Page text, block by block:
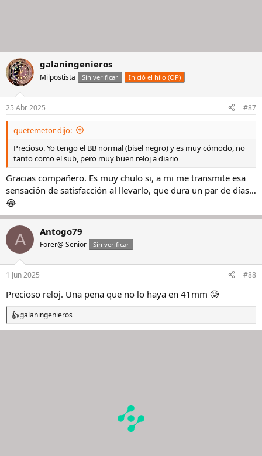
galaningenieros
Milpostista Sin verificar Inició el hilo (OP)
25 Abr 2025 #87
quetemetor dijo:
Precioso. Yo tengo el BB normal (bisel negro) y es muy cómodo, no
tanto como el sub, pero muy buen reloj a diario
Gracias compañero. Es muy chulo si, a mi me transmite esa
sensación de satisfacción al llevarlo, que dura un par de días…
😂
A Antogo79
Forer@ Senior Sin verificar
1 Jun 2025 #88
Precioso reloj. Una pena que no lo haya en 41mm 🥲
R
e
galaningenieros